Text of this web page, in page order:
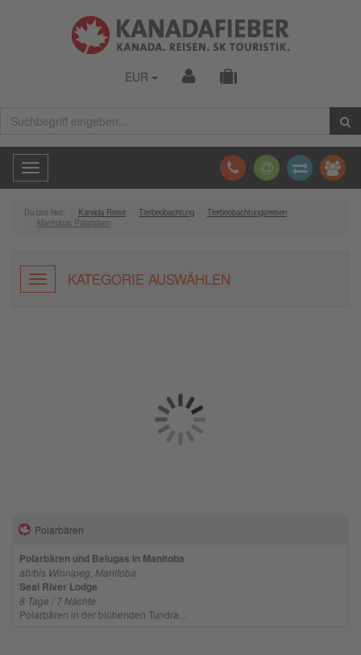
EUR
Toggle
navigation
Du bist hier: Kanada Reise Tierbeobachtung
Tierbeobachtungsreisen
Manitobas Polarbären
KATEGORIE AUSWÄHLEN
Polarbären
Polarbären und Belugas in Manitoba
ab/bis Winnipeg, Manitoba
Seal River Lodge
8 Tage / 7 Nächte
Polarbären in der blühenden Tundra...